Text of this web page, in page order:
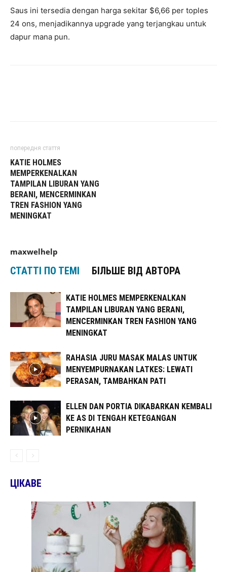
Saus ini tersedia dengan harga sekitar $6,66 per toples
24 ons, menjadikannya upgrade yang terjangkau untuk
dapur mana pun.
попередня стаття
KATIE HOLMES
MEMPERKENALKAN
TAMPILAN LIBURAN YANG
BERANI, MENCERMINKAN
TREN FASHION YANG
MENINGKAT
maxwelhelp
СТАТТІ ПО ТЕМІ БІЛЬШЕ ВІД АВТОРА
KATIE HOLMES MEMPERKENALKAN
TAMPILAN LIBURAN YANG BERANI,
MENCERMINKAN TREN FASHION YANG
MENINGKAT
RAHASIA JURU MASAK MALAS UNTUK
MENYEMPURNAKAN LATKES: LEWATI
PERASAN, TAMBAHKAN PATI
ELLEN DAN PORTIA DIKABARKAN KEMBALI
KE AS DI TENGAH KETEGANGAN
PERNIKAHAN
ЦІКАВЕ